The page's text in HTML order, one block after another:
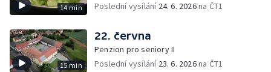
14 min
Poslední vysílání 24. 6. 2026na ČT1
15 min
22. června
Penzion pro seniory II
Poslední vysílání 23. 6. 2026na ČT1